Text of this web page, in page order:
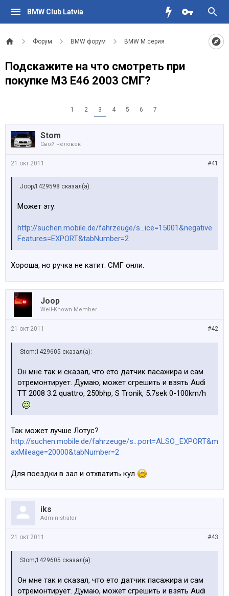
BMW Club Latvia
Форум BMW форум BMW M серия
Подскажите на что смотреть при
покупке М3 Е46 2003 СМГ?
1 2 3 4 5 6 7
Stom
Свой человек
#41
21 окт 2011
Joop;1429598 сказал(а):
Может эту:
http://suchen.mobile.de/fahrzeuge/s...ice=15001&negative
Features=EXPORT&tabNumber=2
Хороша, но ручка не катит. СМГ онли.
Joop
Well-Known Member
#42
21 окт 2011
Stom;1429605 сказал(а):
Он мне так и сказал, что ето датчик пасажира и сам
отремонтирует. Думаю, может сгрешить и взять Audi
TT 2008 3.2 quattro, 250bhp, S Tronik, 5.7sek 0-100km/h
Так может лучше Лотус?
http://suchen.mobile.de/fahrzeuge/s...port=ALSO_EXPORT&m
axMileage=20000&tabNumber=2
Для поездки в зал и отхватить кул
iks
Administrator
#43
21 окт 2011
Stom;1429605 сказал(а):
Он мне так и сказал, что ето датчик пасажира и сам
отремонтирует. Думаю, может сгрешить и взять Audi